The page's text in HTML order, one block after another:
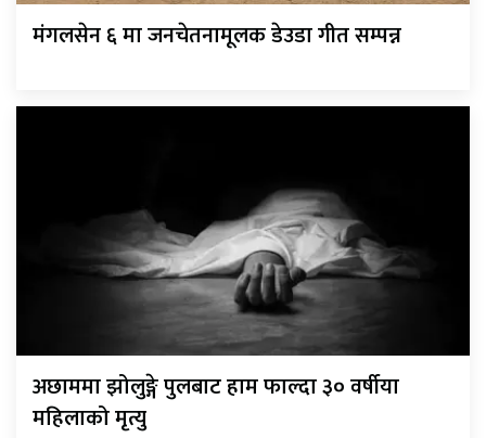
मंगलसेन ६ मा जनचेतनामूलक डेउडा गीत सम्पन्न
अछाममा झोलुङ्गे पुलबाट हाम फाल्दा ३० वर्षीया
महिलाको मृत्यु